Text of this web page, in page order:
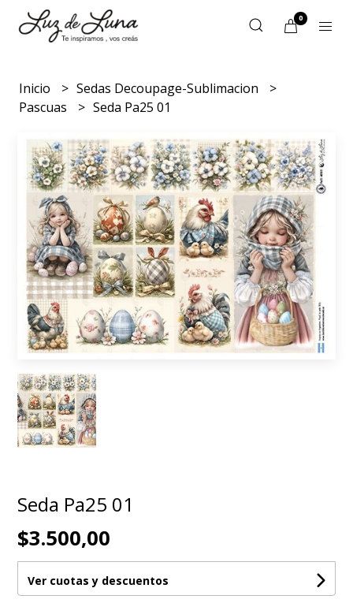
0
Inicio
Sedas Decoupage-Sublimacion
Pascuas
Seda Pa25 01
Seda Pa25 01
$3.500,00
Ver cuotas y descuentos